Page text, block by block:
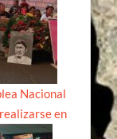
Nacional
en